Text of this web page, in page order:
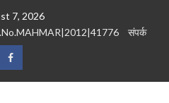
7, 2026
संपर्क
Facebook